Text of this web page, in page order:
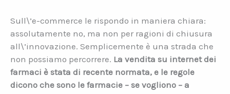
Sull\’e-commerce le rispondo in maniera chiara:
assolutamente no, ma non per ragioni di chiusura
all\’innovazione. Semplicemente è una strada che
non possiamo percorrere. La vendita su internet dei
farmaci è stata di recente normata, e le regole
dicono che sono le farmacie – se vogliono – a